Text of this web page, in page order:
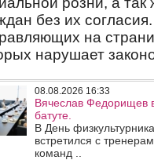
08.08.2026 16:33
Вячеслав Федорищев
батуте.
В День
встретился с
команд ..